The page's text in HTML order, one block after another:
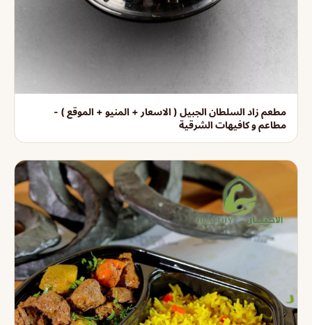
مطعم زاد السلطان الجبيل ( الاسعار + المنيو + الموقع ) -
مطاعم و كافيهات الشرقية